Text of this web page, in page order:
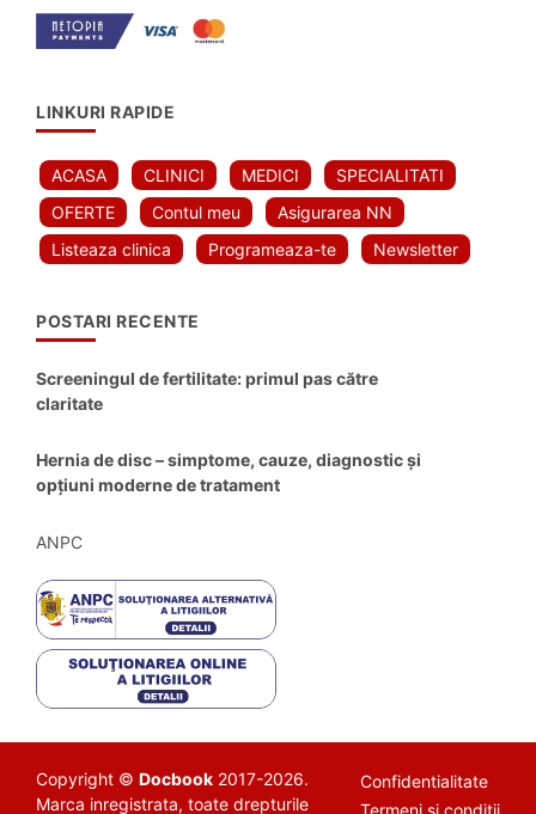
LINKURI RAPIDE
ACASA CLINICI MEDICI
SPECIALITATI
OFERTE
Contul meu
Asigurarea NN
Listeaza clinica
Programeaza-te Newsletter
POSTARI RECENTE
Screeningul de fertilitate: primul pas către
claritate
Hernia de disc – simptome, cauze, diagnostic și
opțiuni moderne de tratament
ANPC
Copyright © Docbook 2017-2026.
Marca inregistrata, toate drepturile
Confidentialitate